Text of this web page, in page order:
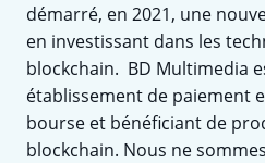
démarré, en 2021, une
en investissant dans les
blockchain. BD Multimedia
établissement de paiement
bourse et bénéficiant de
blockchain. Nous ne